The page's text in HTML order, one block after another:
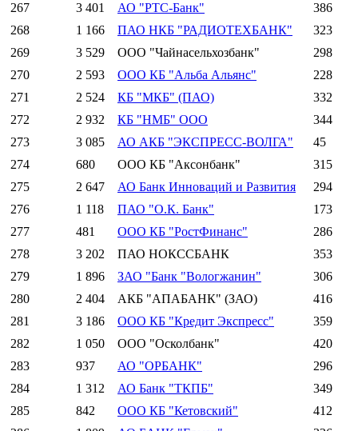
267
3 401 АО "РТС-Банк"
386
268
1 166 ПАО НКБ "РАДИОТЕХБАНК"
323
269
3 529 ООО "Чайнасельхозбанк"
298
270
2 593 ООО КБ "Альба Альянс"
228
271
2 524 КБ "МКБ" (ПАО)
332
272
2 932 КБ "НМБ" ООО
344
273
3 085 АО АКБ "ЭКСПРЕСС-ВОЛГА"
45
274
680 ООО КБ "Аксонбанк"
315
275
2 647 АО Банк Инноваций и Развития
294
276
1 118 ПАО "О.К. Банк"
173
277
481 ООО КБ "РостФинанс"
286
278
3 202 ПАО НОКССБАНК
353
279
1 896 ЗАО "Банк "Вологжанин"
306
280
2 404 АКБ "АПАБАНК" (ЗАО)
416
281
3 186 ООО КБ "Кредит Экспресс"
359
282
1 050 ООО "Осколбанк"
420
283
937 АО "ОРБАНК"
296
284
1 312 АО Банк "ТКПБ"
349
285
842 ООО КБ "Кетовский"
412